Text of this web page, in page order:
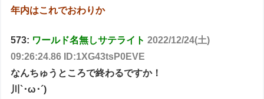
年内はこれでおわりか
573: ワールド名無しサテライト 2022/12/24(土)
09:26:24.86 ID:1XG43tsP0EVE
なんちゅうところで終わるですか！
川`･ω･´)